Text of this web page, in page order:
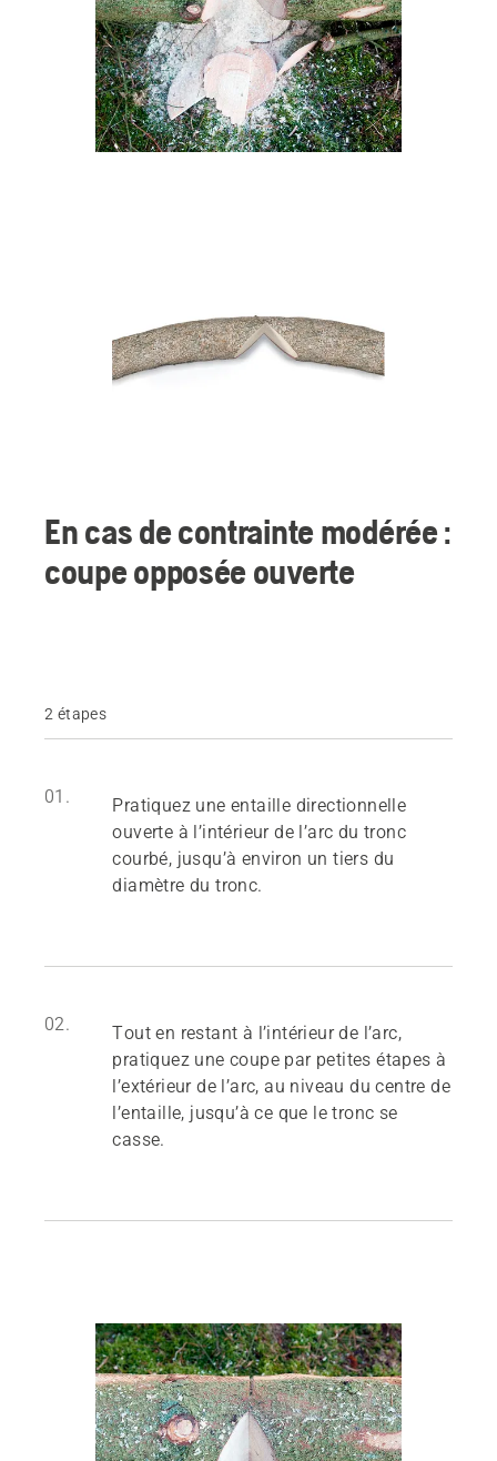
En cas de contrainte modérée :
coupe opposée ouverte
2 étapes
01.
Pratiquez une entaille directionnelle
ouverte à l’intérieur de l’arc du tronc
courbé, jusqu’à environ un tiers du
diamètre du tronc.
02.
Tout en restant à l’intérieur de l’arc,
pratiquez une coupe par petites étapes à
l’extérieur de l’arc, au niveau du centre de
l’entaille, jusqu’à ce que le tronc se
casse.